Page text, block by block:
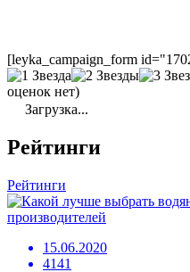
[leyka_campaign_form
оценок нет)
Загрузка...
Рейтинги
Рейтинги
15.06.2020
4141